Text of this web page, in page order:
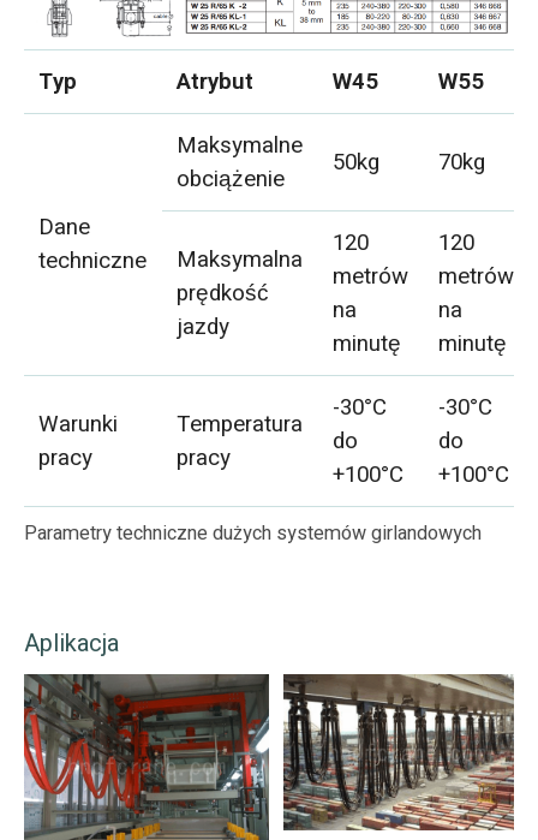
Typ Atrybut W45 W55
Dane
techniczne
Maksymalne
obciążenie
50kg 70kg
Maksymalna
prędkość
jazdy
120
metrów
na
minutę
120
metrów
na
minutę
Warunki
pracy
Temperatura
pracy
-30°C
do
+100°C
-30°C
do
+100°C
Parametry techniczne dużych systemów girlandowych
Aplikacja